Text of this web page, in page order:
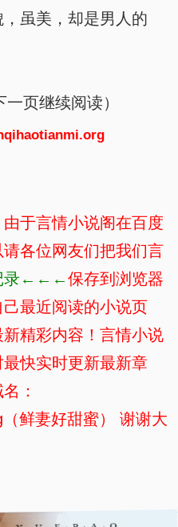
虽美，却是男人的
页继续阅读）
于言情小说阁在百度
请各位网友们把我们言
录←←←保存到浏览器
最近阅读的小说页
精彩内容！言情小说
快实时更新最新章
：
鲜妻好甜蜜） 谢谢大